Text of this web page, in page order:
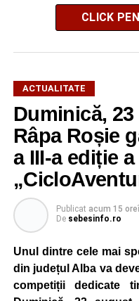
CLICK
ACTUALITATE
Duminică,
Râpa Roșie
a III-a ediție
Publicat acum 15 ore
De sebesinfo.ro
Unul dintre cele mai
din județul Alba va
competiții dedicate